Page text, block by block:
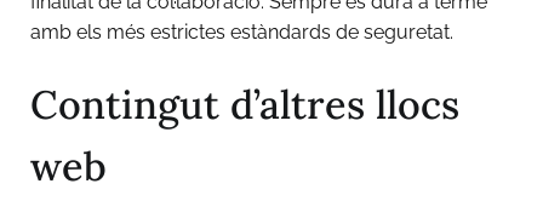
amb els més estrictes estàndards de seguretat.
Contingut d’altres llocs
web